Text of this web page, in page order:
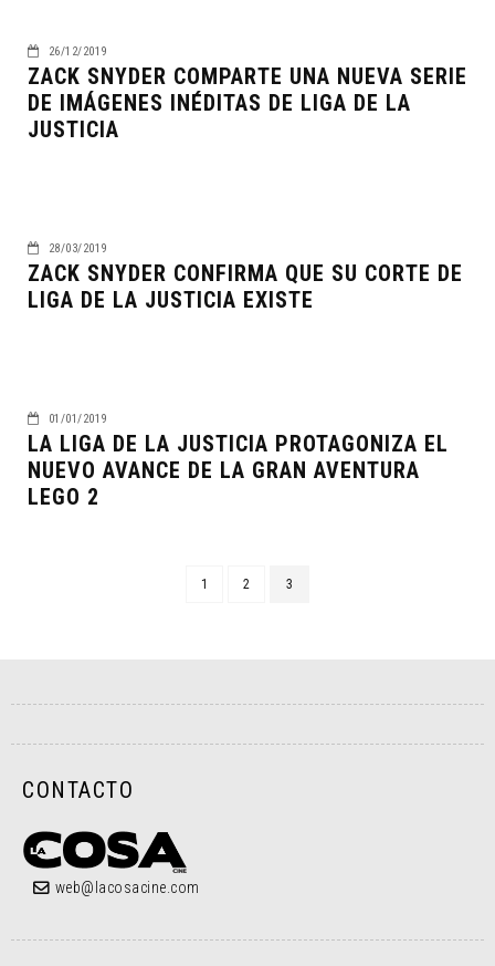
26/12/2019
ZACK SNYDER COMPARTE UNA NUEVA SERIE
DE IMÁGENES INÉDITAS DE LIGA DE LA
JUSTICIA
28/03/2019
ZACK SNYDER CONFIRMA QUE SU CORTE DE
LIGA DE LA JUSTICIA EXISTE
01/01/2019
LA LIGA DE LA JUSTICIA PROTAGONIZA EL
NUEVO AVANCE DE LA GRAN AVENTURA
LEGO 2
1 2 3
CONTACTO
web@lacosacine.com